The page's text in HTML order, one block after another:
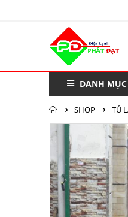
DANH
SHOP TỦ